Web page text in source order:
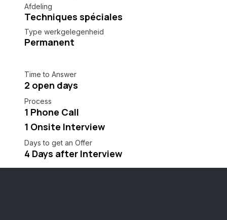
Afdeling
Techniques spéciales
Type werkgelegenheid
Permanent
Time to Answer
2 open days
Process
1 Phone Call
1 Onsite Interview
Days to get an Offer
4 Days after Interview